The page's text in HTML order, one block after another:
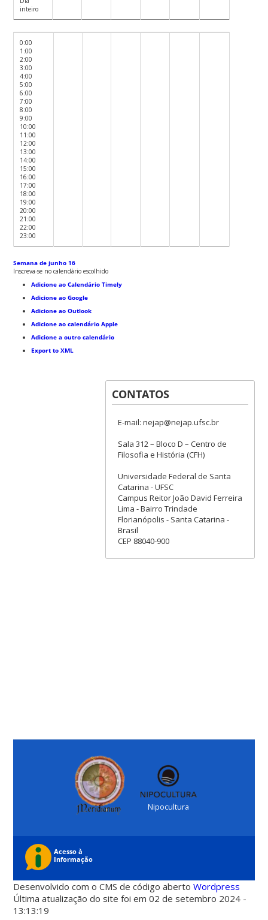
inteiro
0:00
1:00
2:00
3:00
4:00
5:00
6:00
7:00
8:00
9:00
10:00
11:00
12:00
13:00
14:00
15:00
16:00
17:00
18:00
19:00
20:00
21:00
22:00
23:00
Semana de junho 16
Inscreva-se no calendário escolhido
Adicione ao Calendário Timely
Adicione ao Google
Adicione ao Outlook
Adicione ao calendário Apple
Adicione a outro calendário
Export to XML
CONTATOS
E-mail: nejap@nejap.ufsc.br
Sala 312 – Bloco D – Centro de
Filosofia e História (CFH)
Universidade Federal de Santa
Catarina - UFSC
Campus Reitor João David Ferreira
Lima - Bairro Trindade
Florianópolis - Santa Catarina -
Brasil
CEP 88040-900
Nipocultura
Desenvolvido com o CMS de código abertoWordpress
Última atualização do site foi em 02 de setembro 2024 -
13:13:19